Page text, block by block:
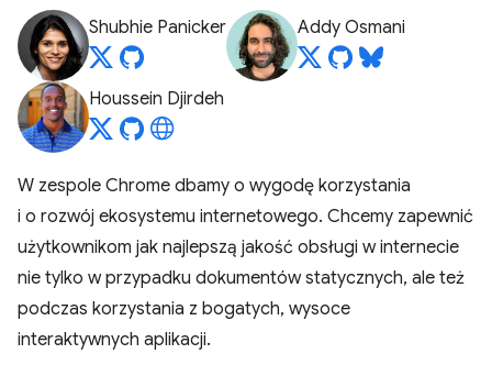
Shubhie Panicker Addy Osmani
Houssein Djirdeh
W zespole Chrome dbamy o wygodę korzystania
i o rozwój ekosystemu internetowego. Chcemy zapewnić
użytkownikom jak najlepszą jakość obsługi w internecie
nie tylko w przypadku dokumentów statycznych, ale też
podczas korzystania z bogatych, wysoce
interaktywnych aplikacji.